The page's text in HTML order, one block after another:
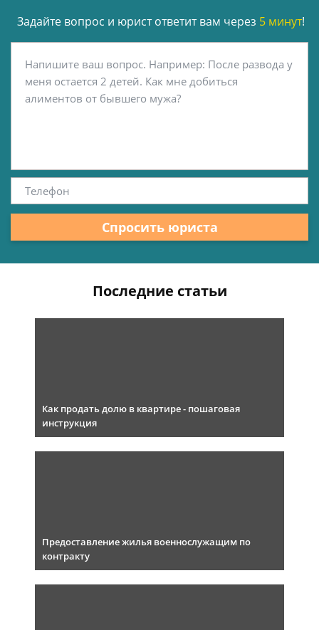
Задайте вопрос и юрист ответит вам через 5 минут!
Спросить юриста
Последние статьи
Как продать долю в квартире - пошаговая
инструкция
Предоставление жилья военнослужащим по
контракту